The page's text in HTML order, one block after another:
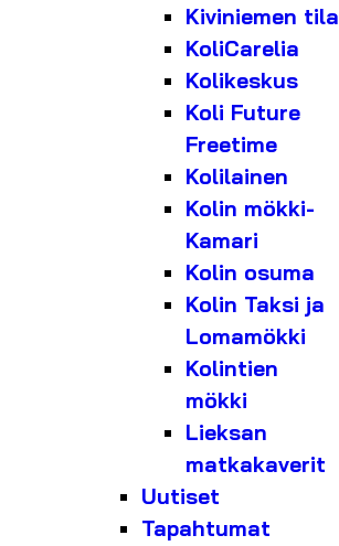
Kiviniemen tila
KoliCarelia
Kolikeskus
Koli Future
Freetime
Kolilainen
Kolin mökki-
Kamari
Kolin osuma
Kolin Taksi ja
Lomamökki
Kolintien
mökki
Lieksan
matkakaverit
Uutiset
Tapahtumat